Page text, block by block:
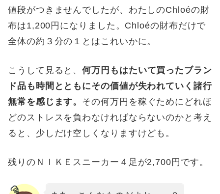
値段がつきませんでしたが、わたしのChloéの財
布は1,200円になりました。Chloéの財布だけで
全体の約３分の１とはこれいかに。
こうして見ると、何万円もはたいて買ったブラン
ド品も時間とともにその価値が失われていく諸行
無常を感じます。 その何万円を稼ぐためにどれほ
どのストレスを負わなければならないのかと考え
ると、少しだけ空しくなりますけども。
残りのＮＩＫＥスニーカー４足が2,700円です。